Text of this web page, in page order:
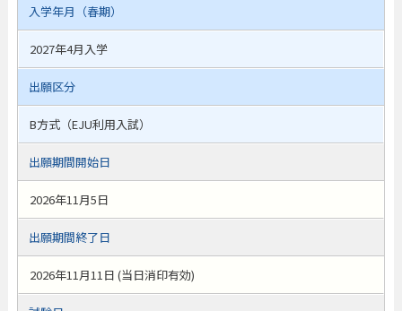
入学年月（春期）
2027年4月入学
出願区分
B方式（EJU利用入試）
出願期間開始日
2026年11月5日
出願期間終了日
2026年11月11日 (当日消印有効)